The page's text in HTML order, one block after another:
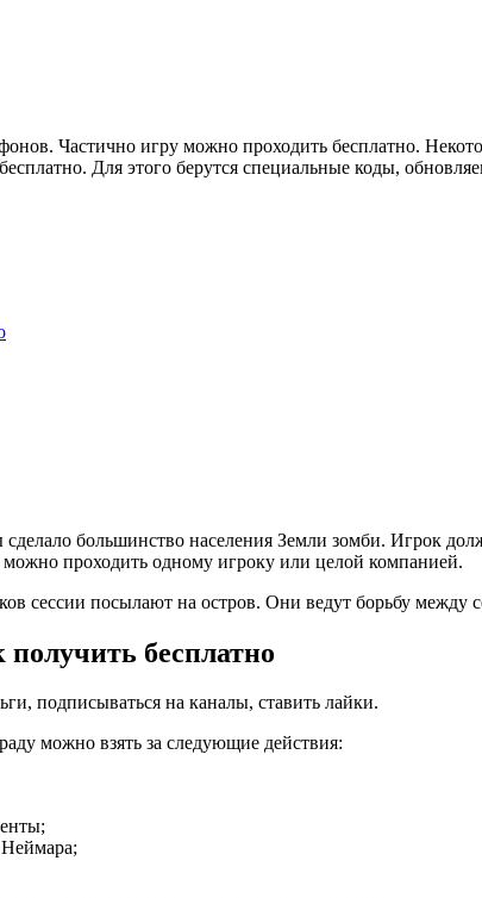
Частично игру можно проходить бесплатно.
Для этого берутся специальные коды,
большинство населения Земли зомби. Игрок
проходить одному игроку или целой компанией.
сессии посылают на остров. Они ведут борьбу
бесплатно
подписываться на каналы, ставить лайки.
можно взять за следующие действия:
Неймара;